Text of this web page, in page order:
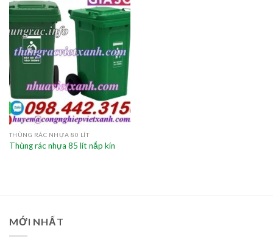
THÙNG RÁC NHỰA 80 LÍT
Thùng rác nhựa 85 lít nắp kín
MỚI NHẤT